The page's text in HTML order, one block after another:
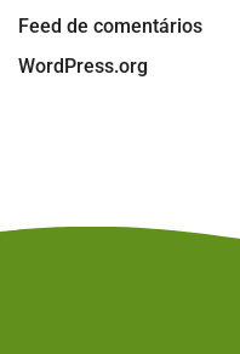
Feed de comentários
WordPress.org